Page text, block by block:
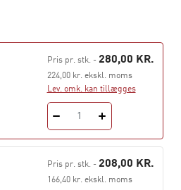
og sociale bevægelser en reel
systemer, eller er der tale om
som dybest set ikke gør
Olesen er lektorer ved
AU.
Pris pr. stk.- 280,00 KR.
224,00 kr. ekskl. moms
Lev. omk. kan tillægges
1
Pris pr. stk.- 208,00 KR.
166,40 kr. ekskl. moms